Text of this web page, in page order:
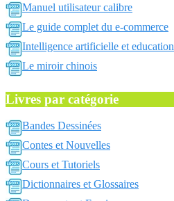
Manuel utilisateur calibre
Le guide complet du e-commerce
Intelligence artificielle et education
Le miroir chinois
Livres par catégorie
Bandes Dessinées
Contes et Nouvelles
Cours et Tutoriels
Dictionnaires et Glossaires